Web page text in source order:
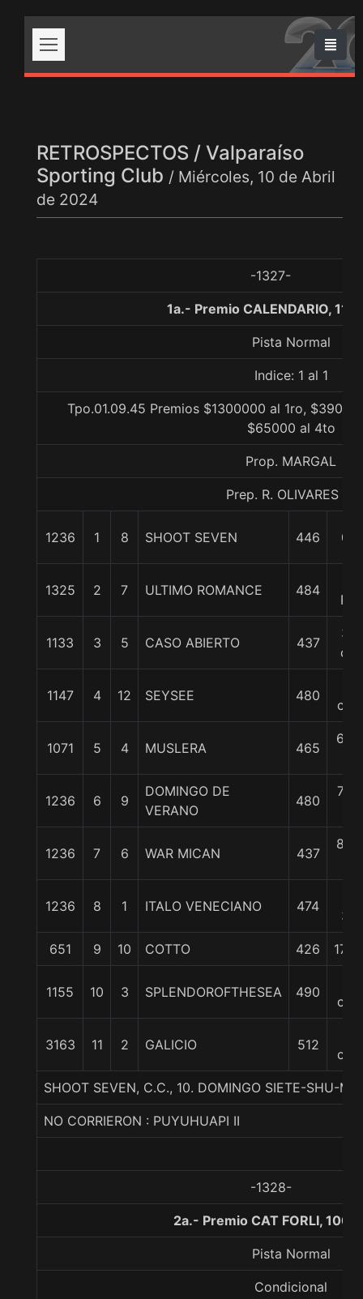
RETROSPECTOS / Valparaíso
Sporting Club / Miércoles, 10 de Abril
de 2024
-1327-
1a.- Premio CALENDARIO,
Pista Normal
Indice: 1 al 1
Tpo.01.09.45 Premios $1300000 al 1ro,
$65000 al 4to
Prop. MARGAL
Prep. R. OLIVARES C.
1236 1 8 SHOOT SEVEN 446 0/0
1325 2 7 ULTIMO ROMANCE 484
Pcz
1133 3 5 CASO ABIERTO 437
3/4
cpo
1147 4 12 SEYSEE 480
1071 5 4 MUSLERA 465
6 1/
1236 6 9
DOMINGO DE
VERANO
480
7 1/
1236 7 6 WAR MICAN 437
8 1/
1236 8 1 ITALO VENECIANO 474
3/4
651 9 10 COTTO 426 17
1155 10 3 SPLENDOROFTHESEA 490
3163 11 2 GALICIO 512
SHOOT SEVEN, C.C., 10. DOMINGO SIETE-SHU-
NO CORRIERON : PUYUHUAPI II
-1328-
2a.- Premio CAT FORLI,
Pista Normal
Condicional